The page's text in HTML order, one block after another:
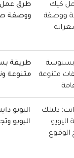
طرق عمل
ووصفة
طريقة
متنوعة
اليويو
اليويو